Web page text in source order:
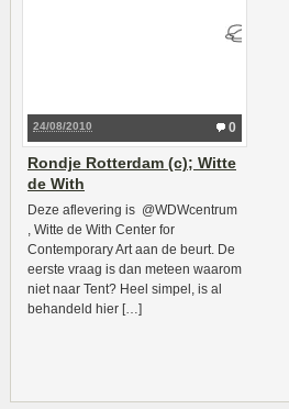
0
24/08/2010
Rondje Rotterdam (c); Witte
de With
Deze aflevering is @WDWcentrum
, Witte de With Center for
Contemporary Art aan de beurt. De
eerste vraag is dan meteen waarom
niet naar Tent? Heel simpel, is al
behandeld hier […]